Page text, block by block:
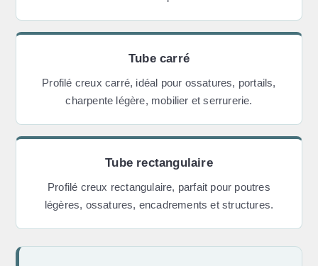
Tube carré
Profilé creux carré, idéal pour ossatures, portails,
charpente légère, mobilier et serrurerie.
Tube rectangulaire
Profilé creux rectangulaire, parfait pour poutres
légères, ossatures, encadrements et structures.